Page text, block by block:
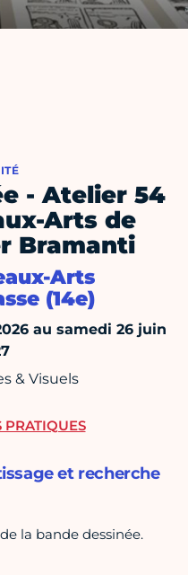
- Atelier 54
Arts de
Bramanti
Arts
(14e)
au samedi 26 juin
& Visuels
et recherche
la bande dessinée.
PRATIQUES